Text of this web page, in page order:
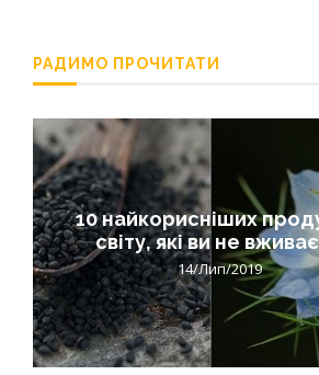
РАДИМО ПРОЧИТАТИ
10 найкорисніших
світу, які ви не
14/Лип/2019